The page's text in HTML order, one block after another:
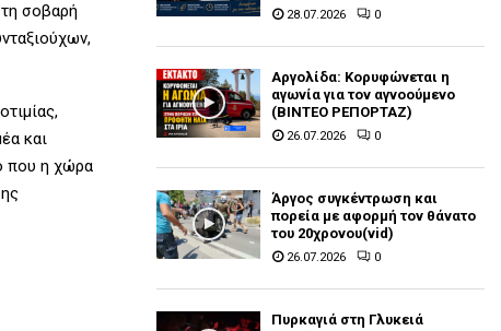
σοβαρή
και
που η χώρα
28.07.2026 0
Αργολίδα: Κορυφώνεται η
αγωνία για τον αγνοούμενο
(ΒΙΝΤΕΟ ΡΕΠΟΡΤΑΖ)
26.07.2026 0
Άργος συγκέντρωση και
πορεία με αφορμή τον θάνατο
του 20χρονου(vid)
26.07.2026 0
Πυρκαγιά στη Γλυκειά